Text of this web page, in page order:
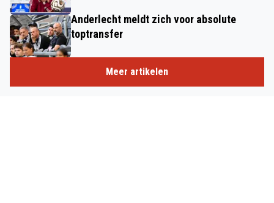
Anderlecht meldt zich voor absolute
toptransfer
Meer artikelen